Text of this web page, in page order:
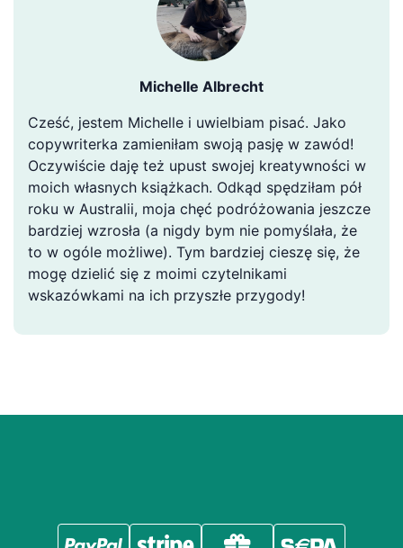
Michelle Albrecht
Cześć, jestem Michelle i uwielbiam pisać. Jako
copywriterka zamieniłam swoją pasję w zawód!
Oczywiście daję też upust swojej kreatywności w
moich własnych książkach. Odkąd spędziłam pół
roku w Australii, moja chęć podróżowania jeszcze
bardziej wzrosła (a nigdy bym nie pomyślała, że
to w ogóle możliwe). Tym bardziej cieszę się, że
mogę dzielić się z moimi czytelnikami
wskazówkami na ich przyszłe przygody!